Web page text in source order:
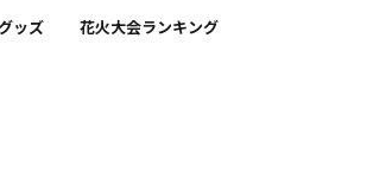
ッズ 花火大会ランキング